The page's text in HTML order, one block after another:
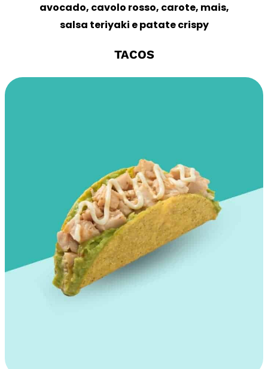
avocado, cavolo rosso, carote, mais,
salsa teriyaki e patate crispy
TACOS